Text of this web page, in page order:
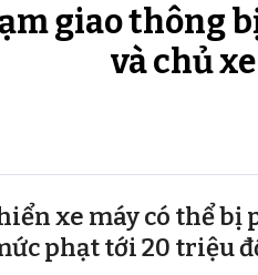
giao thông
và chủ
xe máy có thể bị
phạt tới 20 triệu